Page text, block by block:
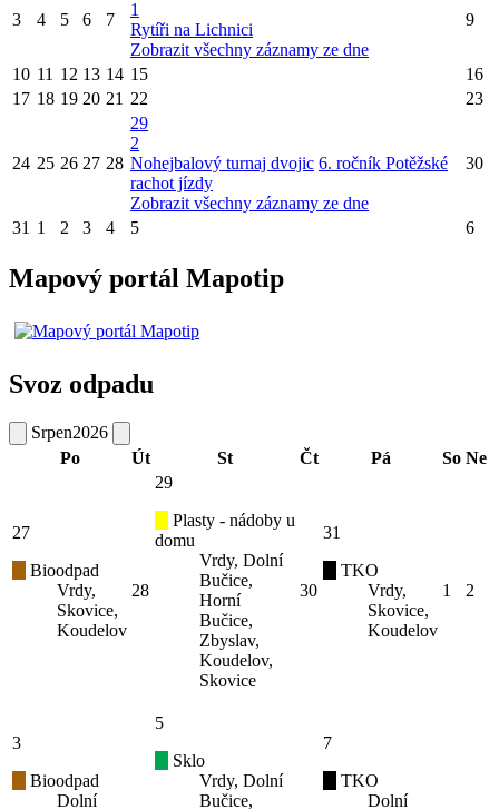
3 4 5 6 7
1
Rytíři na Lichnici
Zobrazit všechny záznamy ze dne
9
10 11 12 13 14 15
16
17 18 19 20 21 22 23
24 25 26 27 28
29
2
Nohejbalový turnaj dvojic 6. ročník Potěžské
rachot jízdy
Zobrazit všechny záznamy ze dne
30
31 1 2 3 4 5 6
Mapový portál Mapotip
Svoz odpadu
Srpen2026
Po
Út St Čt Pá So Ne
27
Bioodpad
Vrdy,
Skovice,
Koudelov
28
29
Plasty - nádoby u
domu
Vrdy, Dolní
Bučice,
Horní
Bučice,
Zbyslav,
Koudelov,
Skovice
30
31
TKO
Vrdy,
Skovice,
Koudelov
1 2
3
Bioodpad
Dolní
5
Sklo
Vrdy, Dolní
Bučice,
7
TKO
Dolní